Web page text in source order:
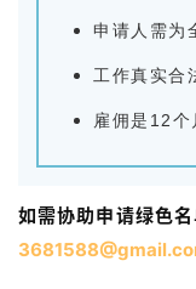
家
庭
申请人需为
工作真实合
雇佣是12个
如需协助申请绿色